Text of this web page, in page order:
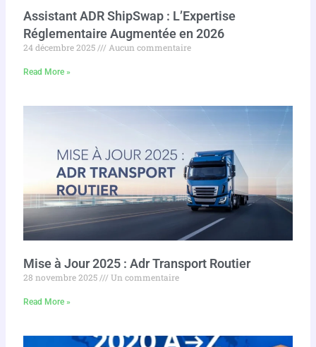
Assistant ADR ShipSwap : L’Expertise
Réglementaire Augmentée en 2026
24 décembre 2025 Aucun commentaire
Read More »
Mise à Jour 2025 : Adr Transport Routier
28 novembre 2025 Un commentaire
Read More »